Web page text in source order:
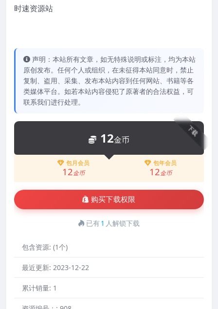
时速资源站
声明：本站所有文章，如无特殊说明或标注，均为本站
原创发布。任何个人或组织，在未征得本站同意时，禁止
复制、盗用、采集、发布本站内容到任何网站、书籍等各
类媒体平台。如若本站内容侵犯了原著者的合法权益，可
联系我们进行处理。
下载
12金币
包月会员
12金币
包年会员
12金币
购买下载权限
已有1 人解锁下载
包含资源: (1个)
最近更新: 2023-12-22
累计销量: 1